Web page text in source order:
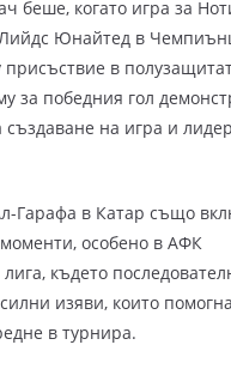
беше, когато игра за
Юнайтед в
в
за победния гол
на игра и
Гарафа в Катар също
особено в АФК
където
изяви, които
в турнира.